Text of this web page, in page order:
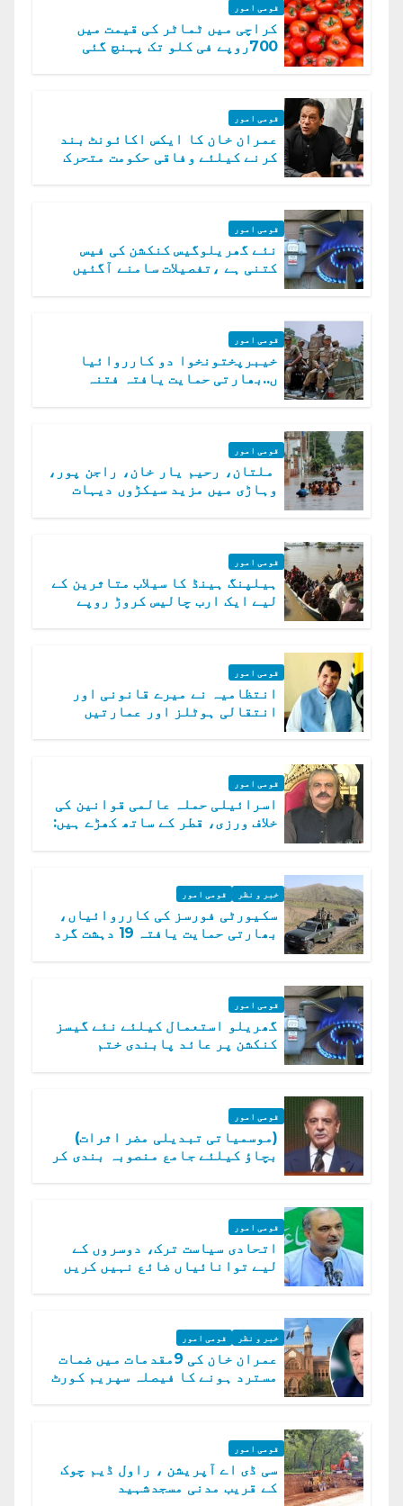
قومی امور
کراچی میں ٹماٹر کی قیمت میں
700روپے فی کلو تک پہنچ گئی
قومی امور
عمران خان کا ایکس اکائونٹ بند
کرنے کیلئے وفاقی حکومت متحرک
قومی امور
نئے گھریلوگیس کنکشن کی فیس
کتنی ہے ،تفصیلات سامنے آگئیں
قومی امور
خیبرپختونخوا دو کارروائیا
ں..بھارتی حمایت یافتہ فتنہ
قومی امور
ملتان، رحیم یار خان، راجن پور،
وہاڑی میں مزید سیکڑوں دیہات
قومی امور
ہیلپنگ ہینڈ کا سیلاب متاثرین کے
لیے ایک ارب چالیس کروڑ روپے
قومی امور
انتظامیہ نے میرے قانونی اور
انتقالی ہوٹلز اور عمارتیں
قومی امور
اسرائیلی حملہ عالمی قوانین کی
خلاف ورزی، قطر کے ساتھ کھڑے ہیں:
خبر و نظر قومی امور
سکیورٹی فورسز کی کارروائیاں،
بھارتی حمایت یافتہ 19 دہشت گرد
قومی امور
گھریلو استعمال کیلئے نئے گیسز
کنکشن پر عائد پابندی ختم
قومی امور
(موسمیاتی تبدیلی مضر اثرات)
بچاؤ کیلئے جامع منصوبہ بندی کر
قومی امور
اتحادی سیاست ترک، دوسروں کے
لیے توانائیاں ضائع نہیں کریں
خبر و نظر قومی امور
عمران خان کی 9مقدمات میں ضمات
مسترد ہونے کا فیصلہ سپریم کورٹ
قومی امور
سی ڈی اے آپریشن ، راول ڈیم چوک
کے قریب مدنی مسجدشہید